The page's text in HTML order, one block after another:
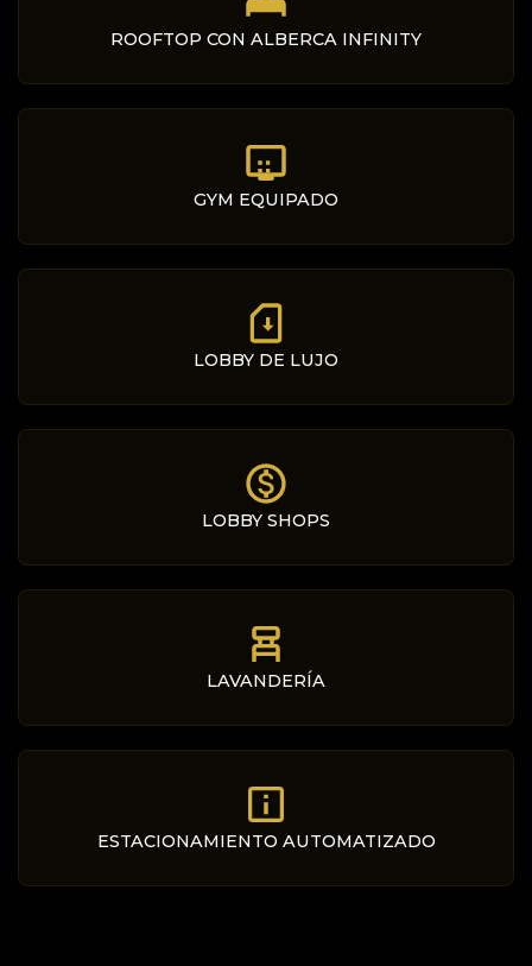
ROOFTOP CON ALBERCA INFINITY
GYM EQUIPADO
LOBBY DE LUJO
LOBBY SHOPS
LAVANDERÍA
ESTACIONAMIENTO AUTOMATIZADO